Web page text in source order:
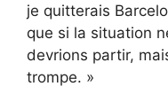
je quitterais
que si la situation
devrions partir,
trompe. »